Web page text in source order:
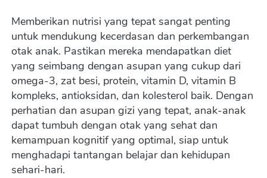
Memberikan nutrisi yang tepat sangat penting
untuk mendukung kecerdasan dan perkembangan
otak anak. Pastikan mereka mendapatkan diet
yang seimbang dengan asupan yang cukup dari
omega-3, zat besi, protein, vitamin D, vitamin B
kompleks, antioksidan, dan kolesterol baik. Dengan
perhatian dan asupan gizi yang tepat, anak-anak
dapat tumbuh dengan otak yang sehat dan
kemampuan kognitif yang optimal, siap untuk
menghadapi tantangan belajar dan kehidupan
sehari-hari.